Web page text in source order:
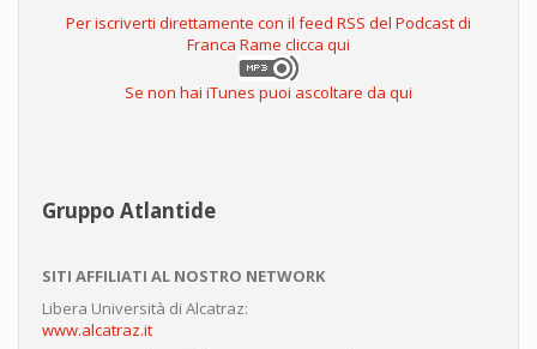
Per iscriverti direttamente con il feed RSS del Podcast di
Franca Rame clicca qui
Se non hai iTunes puoi ascoltare da qui
Gruppo Atlantide
SITI AFFILIATI AL NOSTRO NETWORK
Libera Università di Alcatraz:
www.alcatraz.it